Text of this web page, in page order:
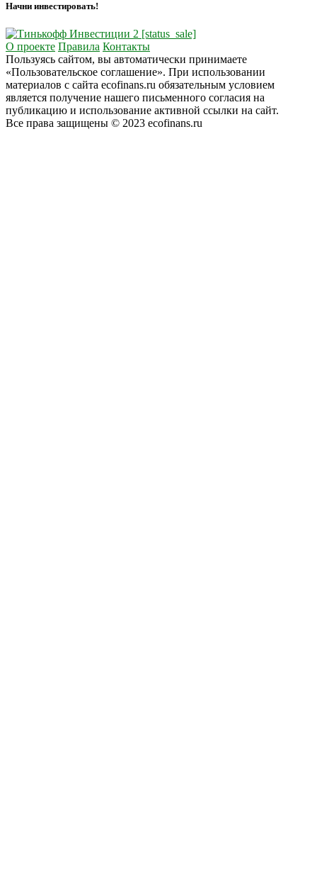
Начни инвестировать!
О проекте Правила Контакты
Пользуясь сайтом, вы автоматически принимаете
«Пользовательское соглашение». При использовании
материалов с сайта ecofinans.ru обязательным условием
является получение нашего письменного согласия на
публикацию и использование активной ссылки на сайт.
Все права защищены © 2023 ecofinans.ru